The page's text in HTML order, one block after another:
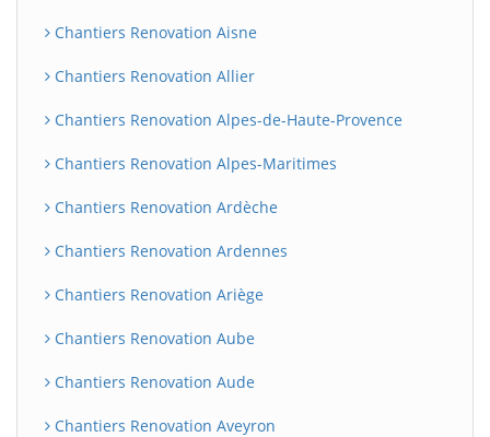
Chantiers Renovation Aisne
Chantiers Renovation Allier
Chantiers Renovation Alpes-de-Haute-Provence
Chantiers Renovation Alpes-Maritimes
Chantiers Renovation Ardèche
Chantiers Renovation Ardennes
Chantiers Renovation Ariège
Chantiers Renovation Aube
Chantiers Renovation Aude
Chantiers Renovation Aveyron